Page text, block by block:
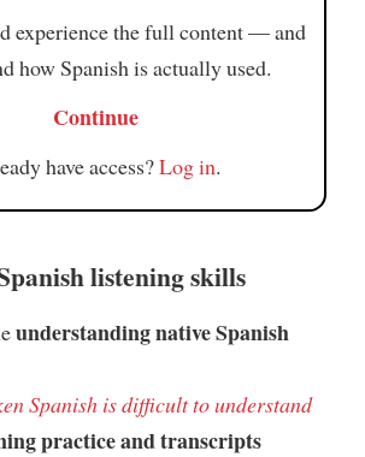
experience the full content — and
how Spanish is actually used.
Continue
have access?Log in.
listening skills
understanding native Spanish
Spanish is difficult to understand
practice and transcripts